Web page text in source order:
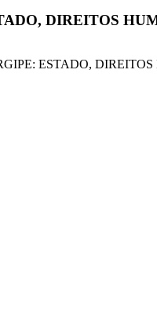
DIREITOS
ESTADO,